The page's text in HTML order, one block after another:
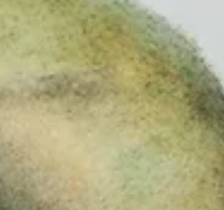
l'épreuve, et à ce qu'elle laisse derrière elle. © Frenetic Films AG
dit que les vagues naissent du vent, les histoires d'amour aussi.
prennent forme dans le souffle de l'autre, s'élancent, grandissent
déferlent pour devenir inarrêtables, et ce qu'elles laissent derrièr